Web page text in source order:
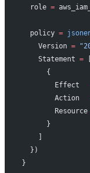
  role
=
  policy
=
    Version
=
    Statement
= [
      {
        Effect
        Action
        Resource
      }
  })
}